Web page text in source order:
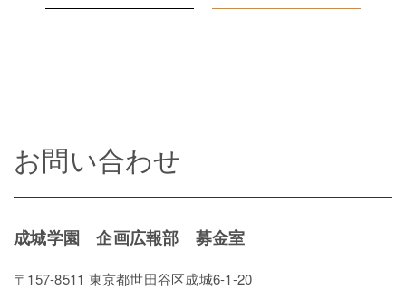
お問い合わせ
成城学園 企画広報部 募金室
〒157-8511 東京都世田谷区成城6-1-20